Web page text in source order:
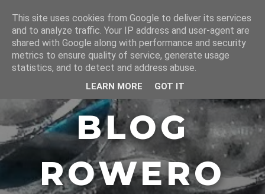
BLOG
ROWERO
This site uses cookies from Google to deliver its services
and to analyze traffic. Your IP address and user-agent are
shared with Google along with performance and security
metrics to ensure quality of service, generate usage
statistics, and to detect and address abuse.
LEARN MORE GOT IT